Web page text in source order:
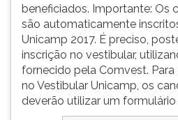
beneficiados. Importante: Os
são automaticamente
Unicamp 2017. É preciso,
inscrição no vestibular,
fornecido pela Comvest. Para
no Vestibular Unicamp, os
deverão utilizar um formulário